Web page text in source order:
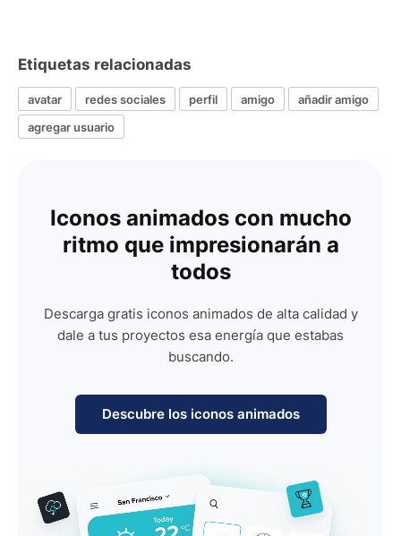
Etiquetas relacionadas
avatar redes sociales perfil amigo
añadir amigo
agregar usuario
Iconos animados con mucho
ritmo que impresionarán a
todos
Descarga gratis iconos animados de alta calidad y
dale a tus proyectos esa energía que estabas
buscando.
Descubre los iconos animados